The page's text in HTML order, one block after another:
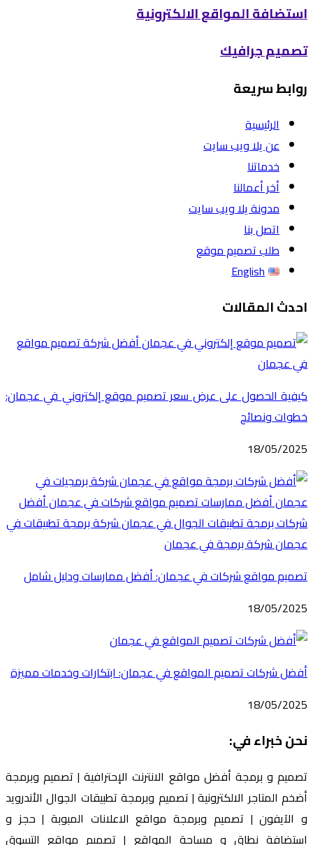
استضافة المواقع الالكترونية
تصميم جرافيك
روابط سريعة
الرئيسية
عن يلا ويب سايت
خدماتنا
أخر أعمالنا
مدونة يلا ويب سايت
اتصل بنا
طلب تصميم موقع
English
احدث المقالات
كيفية الحصول على عرض سعر تصميم موقع إلكتروني في عجمان:
خطوات ونصائح
18/05/2025
تصميم مواقع شركات في عجمان: أفضل ممارسات ودليل شامل
18/05/2025
أفضل شركات تصميم المواقع في عجمان: ابتكارات وخدمات مميزة
18/05/2025
نحن خبراء في:
تصميم و برمجة أفضل مواقع الانترنت الإحترافية | تصميم وبرمجة
أضخم المتاجر الالكترونية | تصميم وبرمجة تطبيقات الجوال الأندرويد
و الآيفون | تصميم وبرمجة مواقع الاعلانات المبوبة | حجز و
استضافة نطاق و مساحة المواقع | تصميم مواقع التسوق